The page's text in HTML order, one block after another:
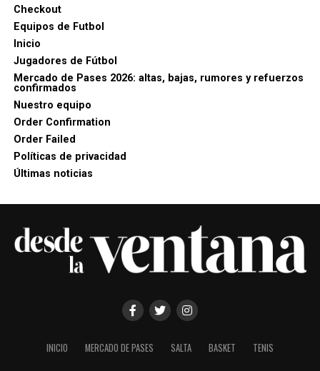
Checkout
Equipos de Futbol
Inicio
Jugadores de Fútbol
Mercado de Pases 2026: altas, bajas, rumores y refuerzos
confirmados
Nuestro equipo
Order Confirmation
Order Failed
Políticas de privacidad
Últimas noticias
INICIO MERCADO DE PASES SALTA BASKET TENIS